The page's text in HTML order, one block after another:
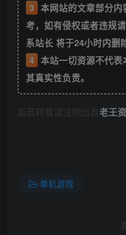
3 本网站的文章部分
考，如有侵权或者违规
系站长 将于24小时内删
4 本站一切资源不代
其真实性负责。
如若转载请注明出自老王
单机游戏